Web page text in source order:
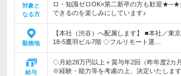
対象と
なる方
ロ・知識ゼロOK×第二新卒の方も歓迎★─★
できるのを楽しみにしています♪
勤務地
【本社（渋谷）へ配属します】 ■本社／東
18-5鷹羽ビル7階 ◇フルリモート選…
給与
◇月給28万円以上＋賞与年2回（昨年度2カ
※経験・能力等を考慮の上、決定いたしま